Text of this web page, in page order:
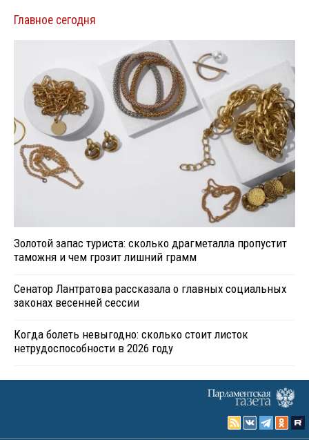
Главное сегодня
Золотой запас туриста: сколько драгметалла пропустит
таможня и чем грозит лишний грамм
Сенатор Лантратова рассказала о главных социальных
законах весенней сессии
Когда болеть невыгодно: сколько стоит листок
нетрудоспособности в 2026 году